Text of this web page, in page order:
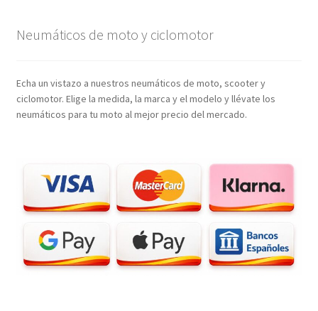
Neumáticos de moto y ciclomotor
Echa un vistazo a nuestros neumáticos de moto, scooter y
ciclomotor. Elige la medida, la marca y el modelo y llévate los
neumáticos para tu moto al mejor precio del mercado.